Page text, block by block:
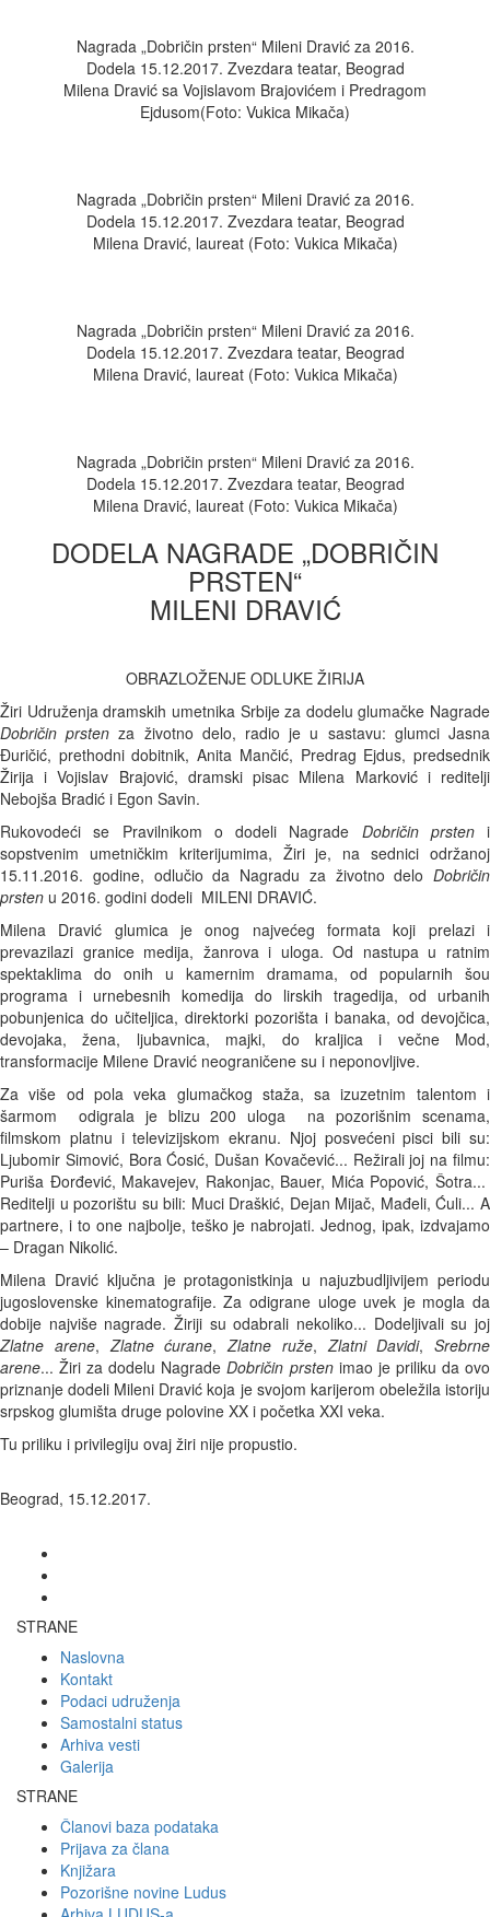
Nagrada „Dobričin prsten“ Mileni Dravić za 2016.
Dodela 15.12.2017. Zvezdara teatar, Beograd
Milena Dravić sa Vojislavom Brajovićem i Predragom
Ejdusom(Foto: Vukica Mikača)
Nagrada „Dobričin prsten“ Mileni Dravić za 2016.
Dodela 15.12.2017. Zvezdara teatar, Beograd
Milena Dravić, laureat (Foto: Vukica Mikača)
Nagrada „Dobričin prsten“ Mileni Dravić za 2016.
Dodela 15.12.2017. Zvezdara teatar, Beograd
Milena Dravić, laureat (Foto: Vukica Mikača)
Nagrada „Dobričin prsten“ Mileni Dravić za 2016.
Dodela 15.12.2017. Zvezdara teatar, Beograd
Milena Dravić, laureat (Foto: Vukica Mikača)
DODELA NAGRADE „DOBRIČIN
PRSTEN“
MILENI DRAVIĆ
OBRAZLOŽENJE ODLUKE ŽIRIJA
Žiri Udruženja dramskih umetnika Srbije za dodelu glumačke Nagrade
Dobričin prsten za životno delo, radio je u sastavu: glumci Jasna
Đuričić, prethodni dobitnik, Anita Mančić, Predrag Ejdus, predsednik
Žirija i Vojislav Brajović, dramski pisac Milena Marković i reditelji
Nebojša Bradić i Egon Savin.
Rukovodeći se Pravilnikom o dodeli Nagrade Dobričin prsteni
sopstvenim umetničkim kriterijumima, Žiri je, na sednici održanoj
15.11.2016. godine, odlučio da Nagradu za životno delo Dobričin
prsten u 2016. godini dodeli MILENI DRAVIĆ.
Milena Dravić glumica je onog najvećeg formata koji prelazi i
prevazilazi granice medija, žanrova i uloga. Od nastupa u ratnim
spektaklima do onih u kamernim dramama, od popularnih šou
programa i urnebesnih komedija do lirskih tragedija, od urbanih
pobunjenica do učiteljica, direktorki pozorišta i banaka, od devojčica,
devojaka, žena, ljubavnica, majki, do kraljica i večne Mod,
transformacije Milene Dravić neograničene su i neponovljive.
Za više od pola veka glumačkog staža, sa izuzetnim talentom i
šarmom odigrala je blizu 200 uloga na pozorišnim scenama,
filmskom platnu i televizijskom ekranu. Njoj posvećeni pisci bili su:
Ljubomir Simović, Bora Ćosić, Dušan Kovačević... Režirali joj na filmu:
Puriša Đorđević, Makavejev, Rakonjac, Bauer, Mića Popović, Šotra...
Reditelji u pozorištu su bili: Muci Draškić, Dejan Mijač, Mađeli, Ćuli... A
partnere, i to one najbolje, teško je nabrojati. Jednog, ipak, izdvajamo
– Dragan Nikolić.
Milena Dravić ključna je protagonistkinja u najuzbudljivijem periodu
jugoslovenske kinematografije. Za odigrane uloge uvek je mogla da
dobije najviše nagrade. Žiriji su odabrali nekoliko... Dodeljivali su joj
Zlatne arene,Zlatne ćurane,Zlatne ruže,Zlatni Davidi, Srebrne
arene... Žiri za dodelu NagradeDobričin prstenimao je priliku da ovo
priznanje dodeli Mileni Dravić koja je svojom karijerom obeležila istoriju
srpskog glumišta druge polovine XX i početka XXI veka.
Tu priliku i privilegiju ovaj žiri nije propustio.
Beograd, 15.12.2017.
STRANE
Naslovna
Kontakt
Podaci udruženja
Samostalni status
Arhiva vesti
Galerija
STRANE
Članovi baza podataka
Prijava za člana
Knjižara
Pozorišne novine Ludus